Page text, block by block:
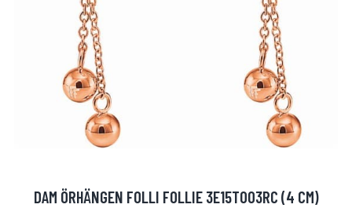
DAM ÖRHÄNGEN FOLLI FOLLIE 3E15T003RC (4 CM)